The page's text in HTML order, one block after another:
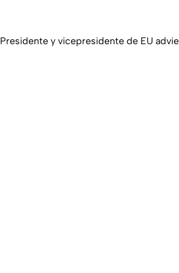
Presidente y vicepresidente de EU